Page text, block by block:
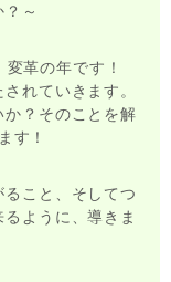
～
革の年です！
れていきます。
？そのことを解
す！
こと、そしてつ
ように、導きま